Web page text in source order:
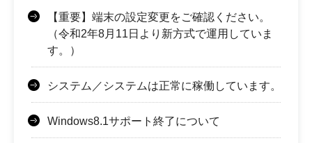
【重要】端末の設定変更をご確認ください。
（令和2年8月11日より新方式で運用していま
す。）
システム／システムは正常に稼働しています。
Windows8.1サポート終了について